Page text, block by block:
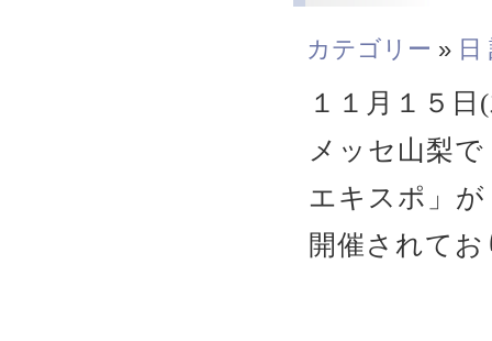
カテゴリー » 日
１１月１５
メッセ山梨
エキスポ」が
開催されて